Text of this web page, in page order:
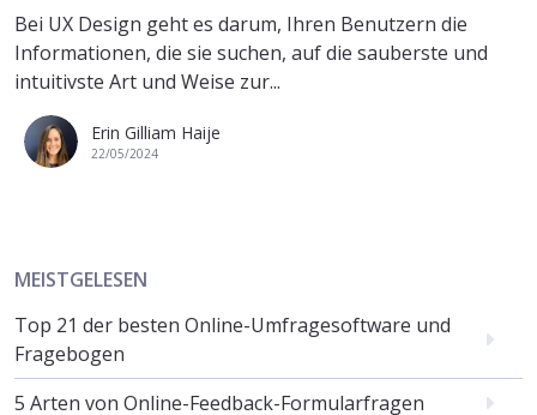
Bei UX Design geht es darum, Ihren Benutzern die
Informationen, die sie suchen, auf die sauberste und
intuitivste Art und Weise zur...
Erin Gilliam Haije
22/05/2024
MEISTGELESEN
Top 21 der besten Online-Umfragesoftware und
Fragebogen
5 Arten von Online-Feedback-Formularfragen